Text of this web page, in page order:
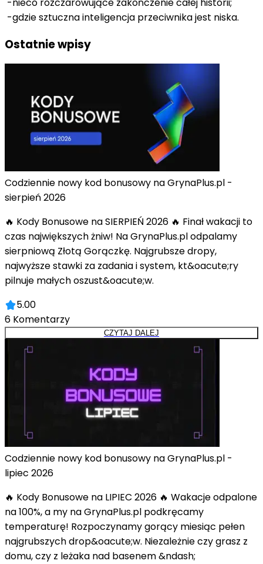
-gdzie sztuczna inteligencja przeciwnika jest niska.
Ostatnie wpisy
Codziennie nowy kod bonusowy na GrynaPlus.pl -
sierpień 2026
🔥 Kody Bonusowe na SIERPIEŃ 2026 🔥 Finał wakacji to
czas największych żniw! Na GrynaPlus.pl odpalamy
sierpniową Złotą Gorączkę. Najgrubsze dropy,
najwyższe stawki za zadania i system, kt&oacute;ry
pilnuje małych oszust&oacute;w.
5.00
6 Komentarzy
CZYTAJ DALEJ
Codziennie nowy kod bonusowy na GrynaPlus.pl -
lipiec 2026
🔥 Kody Bonusowe na LIPIEC 2026 🔥 Wakacje odpalone
na 100%, a my na GrynaPlus.pl podkręcamy
temperaturę! Rozpoczynamy gorący miesiąc pełen
najgrubszych drop&oacute;w. Niezależnie czy grasz z
domu, czy z leżaka nad basenem &ndash;